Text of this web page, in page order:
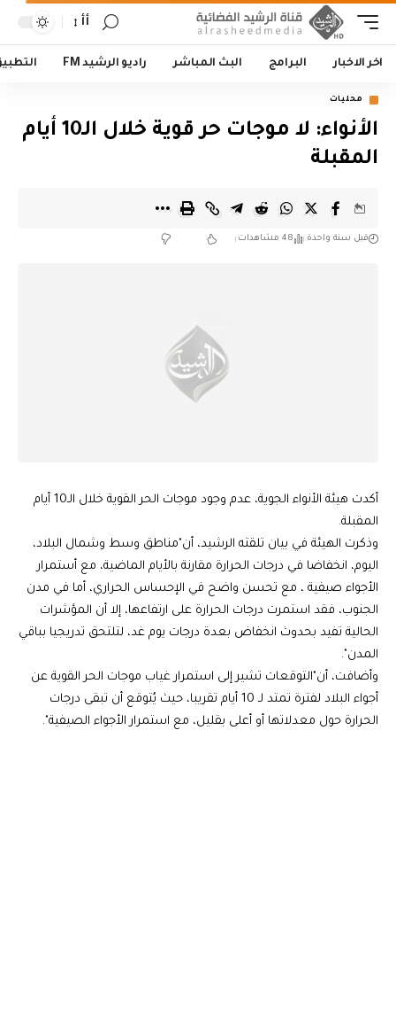
أأ
اخر الاخبار البرامج البث المباشر راديو الرشيد FM
محليات
الأنواء: لا موجات حر قوية خلال الـ10 أيام
المقبلة
قبل سنة واحدة 48 مشاهدات
أكدت هيئة الأنواء الجوية، عدم وجود موجات الحر القوية خلال الـ10 أيام
المقبلة.
وذكرت الهيئة في بيان تلقته الرشيد، أن"مناطق وسط وشمال البلاد،
اليوم، انخفاضا في درجات الحرارة مقارنة بالأيام الماضية، مع أستمرار
الأجواء صيفية ، مع تحسن واضح في الإحساس الحراري، أما في مدن
الجنوب، فقد استمرت درجات الحرارة على ارتفاعها، إلا أن المؤشرات
الحالية تفيد بحدوث انخفاض بعدة درجات يوم غد، لتلتحق تدريجيا بباقي
المدن".
وأضافت، أن"التوقعات تشير إلى استمرار غياب موجات الحر القوية عن
أجواء البلاد لفترة تمتد لـ 10 أيام تقريبا، حيث يُتوقع أن تبقى درجات
الحرارة حول معدلاتها أو أعلى بقليل، مع استمرار الأجواء الصيفية".